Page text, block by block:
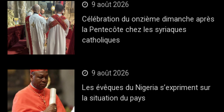
9 août 2026
Célébration du onzième dimanche après
la Pentecôte chez les syriaques
catholiques
9 août 2026
Les évêques du Nigeria s’expriment sur
la situation du pays